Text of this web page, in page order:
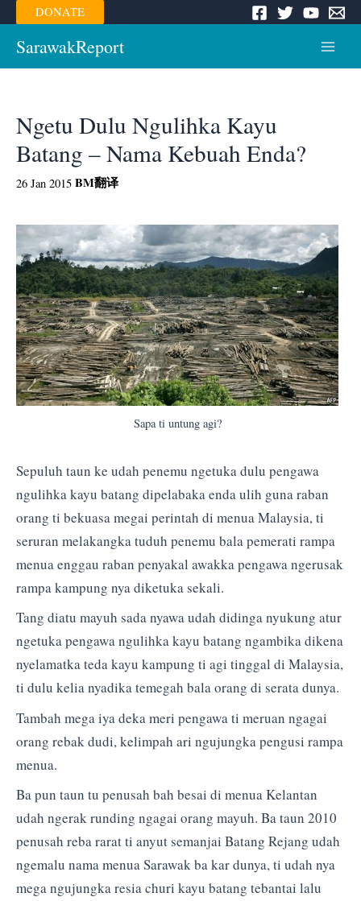
Skip
to
content
DONATE
SarawakReport
Ngetu Dulu Ngulihka Kayu
Batang – Nama Kebuah Enda?
26 Jan 2015 BM翻译
Sapa ti untung agi?
Sepuluh taun ke udah penemu ngetuka dulu pengawa
ngulihka kayu batang dipelabaka enda ulih guna raban
orang ti bekuasa megai perintah di menua Malaysia, ti
seruran melakangka tuduh penemu bala pemerati rampa
menua enggau raban penyakal awakka pengawa ngerusak
rampa kampung nya diketuka sekali.
Tang diatu mayuh sada nyawa udah didinga nyukung atur
ngetuka pengawa ngulihka kayu batang ngambika dikena
nyelamatka teda kayu kampung ti agi tinggal di Malaysia,
ti dulu kelia nyadika temegah bala orang di serata dunya.
Tambah mega iya deka meri pengawa ti meruan ngagai
orang rebak dudi, kelimpah ari ngujungka pengusi rampa
menua.
Ba pun taun tu penusah bah besai di menua Kelantan
udah ngerak runding ngagai orang mayuh. Ba taun 2010
penusah reba rarat ti anyut semanjai Batang Rejang udah
ngemalu nama menua Sarawak ba kar dunya, ti udah nya
mega ngujungka resia churi kayu batang tebantai lalu